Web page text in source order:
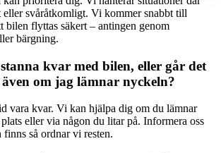
svåråtkomligt. Vi kommer snabbt till
bilen flyttas säkert – antingen genom
bärgning.
kvar med bilen, eller går det
om jag lämnar nyckeln?
vara kvar. Vi kan hjälpa dig om du lämnar
eller via någon du litar på. Informera oss
så ordnar vi resten.